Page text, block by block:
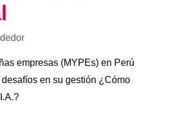
empresas (MYPEs) en Perú
en su gestión ¿Cómo